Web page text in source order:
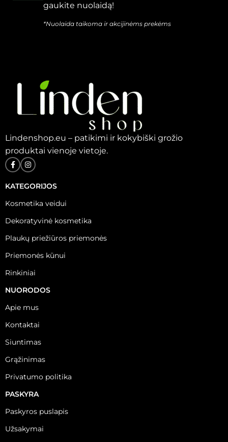
gaukite nuolaidą!
*Nuolaida taikoma ir akcijinėms prekėms
Lindenshop.eu – patikimi ir kokybiški grožio
produktai vienoje vietoje.
KATEGORIJOS
Kosmetika veidui
Dekoratyvinė kosmetika
Plaukų priežiūros priemonės
Priemonės kūnui
Rinkiniai
NUORODOS
Apie mus
Kontaktai
Siuntimas
Grąžinimas
Privatumo politika
PASKYRA
Paskyros puslapis
Užsakymai